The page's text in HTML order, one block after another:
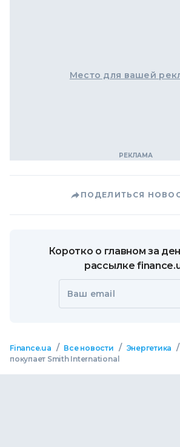
Место для вашей
ПОДЕЛИТЬСЯ
Коротко о главном за
рассылке
Ваш email
Finance.ua / Все новости / Энергетика /
покупает Smith International